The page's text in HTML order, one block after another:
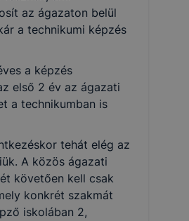
az ágazaton belül
a technikumi képzés
a képzés
első 2 év az ágazati
a technikumban is
tehát elég az
A közös ágazati
követően kell csak
konkrét szakmát
iskolában 2,
András Technikum és
honlapon cookie-kat